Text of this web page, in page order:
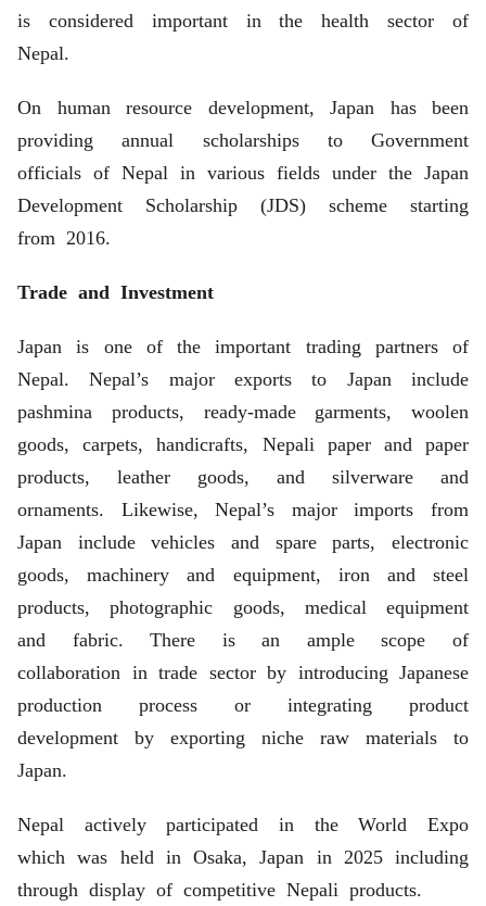
is considered important in the health sector of
Nepal.
On human resource development, Japan has been
providing annual scholarships to Government
officials of Nepal in various fields under the Japan
Development Scholarship (JDS) scheme starting
from 2016.
Trade and Investment
Japan is one of the important trading partners of
Nepal. Nepal’s major exports to Japan include
pashmina products, ready-made garments, woolen
goods, carpets, handicrafts, Nepali paper and paper
products, leather goods, and silverware and
ornaments. Likewise, Nepal’s major imports from
Japan include vehicles and spare parts, electronic
goods, machinery and equipment, iron and steel
products, photographic goods, medical equipment
and fabric. There is an ample scope of
collaboration in trade sector by introducing Japanese
production process or integrating product
development by exporting niche raw materials to
Japan.
Nepal actively participated in the World Expo
which was held in Osaka, Japan in 2025 including
through display of competitive Nepali products.